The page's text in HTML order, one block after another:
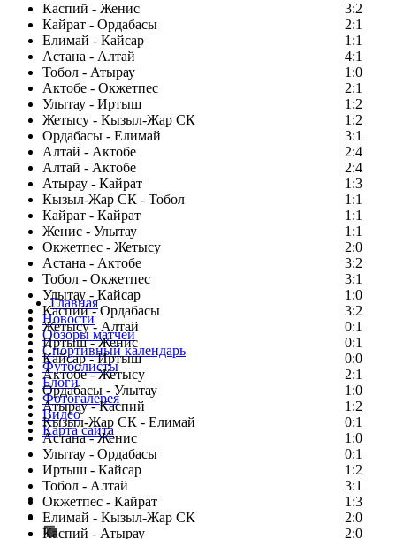
Каспий - Женис
3:2
Кайрат - Ордабасы
2:1
Елимай - Кайсар
1:1
Астана - Алтай
4:1
Тобол - Атырау
1:0
Актобе - Окжетпес
2:1
Улытау - Иртыш
1:2
Жетысу - Кызыл-Жар СК
1:2
Ордабасы - Елимай
3:1
Алтай - Актобе
2:4
Алтай - Актобе
2:4
Атырау - Кайрат
1:3
Кызыл-Жар СК - Тобол
1:1
Кайрат - Кайрат
1:1
Женис - Улытау
1:1
Окжетпес - Жетысу
2:0
Астана - Актобе
3:2
Тобол - Окжетпес
3:1
Улытау - Кайсар
1:0
Каспий - Ордабасы
3:2
Жетысу - Алтай
0:1
Иртыш - Женис
0:1
Кайсар - Иртыш
0:0
Актобе - Жетысу
2:1
Ордабасы - Улытау
1:0
Атырау - Каспий
1:2
Кызыл-Жар СК - Елимай
0:1
Астана - Женис
1:0
Улытау - Ордабасы
0:1
Иртыш - Кайсар
1:2
Тобол - Алтай
3:1
Окжетпес - Кайрат
1:3
Елимай - Кызыл-Жар СК
2:0
Каспий - Атырау
2:0
Главная
Новости
Обзоры матчей
Спортивный календарь
Футболисты
Блоги
Фотогалерея
Видео
Карта сайта
Есть идея?
Сообщить о мероприятии
Перейти на старый сайт